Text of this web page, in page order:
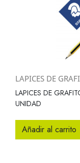
LAPICES DE
LAPICES DE
UNIDAD
Añadir al carrito